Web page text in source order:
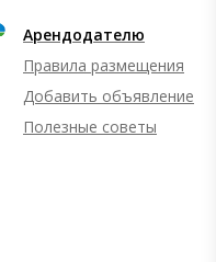
Арендодателю
Правила размещения
Добавить объявление
Полезные советы